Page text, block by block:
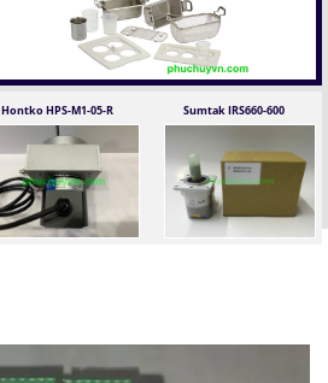
Hontko HPS-M1-05-R Sumtak IRS660-600